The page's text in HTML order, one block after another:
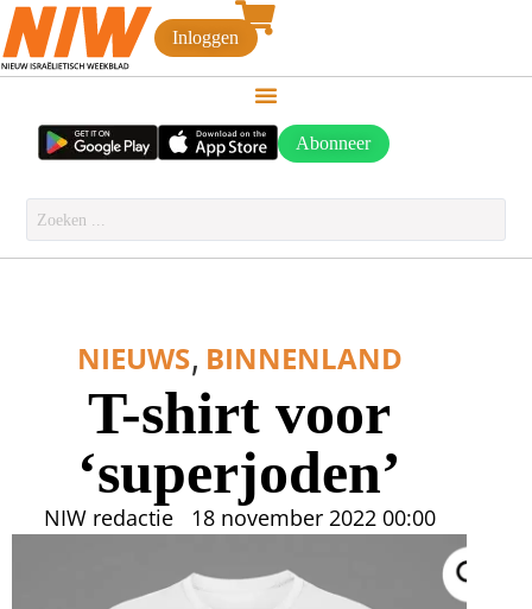
Inloggen
Abonneer
NIEUWS, BINNENLAND
T-shirt voor
‘superjoden’
NIW redactie 18 november 2022 00:00